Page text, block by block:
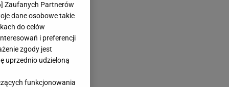
] Zaufanych Partnerów
dane osobowe takie
do celów
i preferencji
zgody jest
uprzednio udzieloną
funkcjonowania